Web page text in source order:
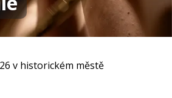
v historickém městě